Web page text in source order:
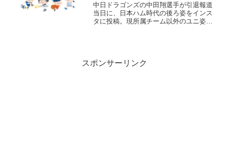
中日ドラゴンズの中田翔選手が引退報道
当日に、日本ハム時代の後ろ姿をインス
タに投稿。現所属チーム以外のユニ姿に
スポンサーリンク